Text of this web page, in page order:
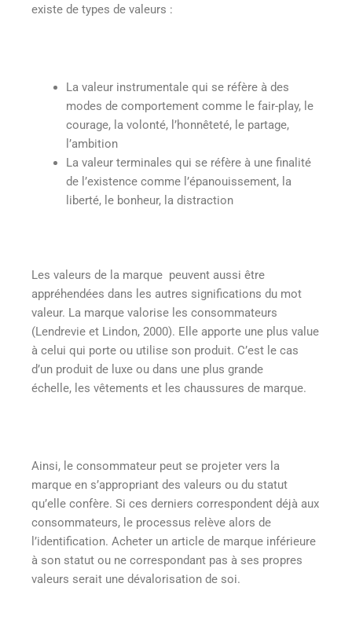
existe de types de valeurs :
La valeur instrumentale qui se réfère à des
modes de comportement comme le fair-play, le
courage, la volonté, l’honnêteté, le partage,
l’ambition
La valeur terminales qui se réfère à une finalité
de l’existence comme l’épanouissement, la
liberté, le bonheur, la distraction
Les valeurs de la marque peuvent aussi être
appréhendées dans les autres significations du mot
valeur. La marque valorise les consommateurs
(Lendrevie et Lindon, 2000). Elle apporte une plus value
à celui qui porte ou utilise son produit. C’est le cas
d’un produit de luxe ou dans une plus grande
échelle, les vêtements et les chaussures de marque.
Ainsi, le consommateur peut se projeter vers la
marque en s’appropriant des valeurs ou du statut
qu’elle confère. Si ces derniers correspondent déjà aux
consommateurs, le processus relève alors de
l’identification. Acheter un article de marque inférieure
à son statut ou ne correspondant pas à ses propres
valeurs serait une dévalorisation de soi.